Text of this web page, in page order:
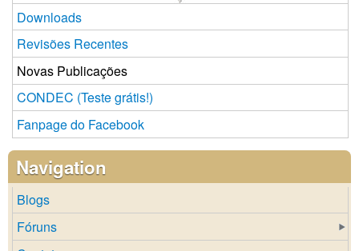
Downloads
Revisões Recentes
Novas Publicações
CONDEC (Teste grátis!)
Fanpage do Facebook
Navigation
Blogs
Fóruns